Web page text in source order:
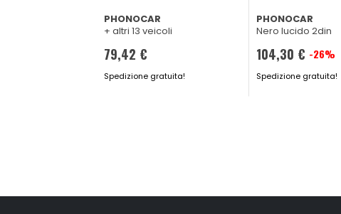
PHONOCAR
+ altri 13 veicoli
79,42 €
Spedizione gratuita!
PHONOCAR
Nero lucido 2din
Prezzo
speciale
104,30 € -26%
Spedizione gratuita!